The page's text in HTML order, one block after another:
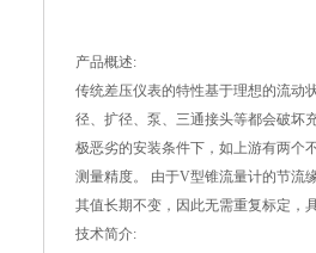
产品概述:
传统差压仪表的特性基于理想的流动
径、扩径、泵、三通接头等都会破坏
极恶劣的安装条件下，如上游有两个
测量精度。 由于V型锥流量计的节流
其值长期不变，因此无需重复标定，
技术简介: